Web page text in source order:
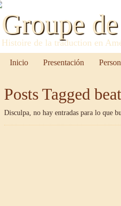
Groupe
Histoire de la traduction en
Inicio Presentación
Posts Tagged
Disculpa, no hay entradas para lo que